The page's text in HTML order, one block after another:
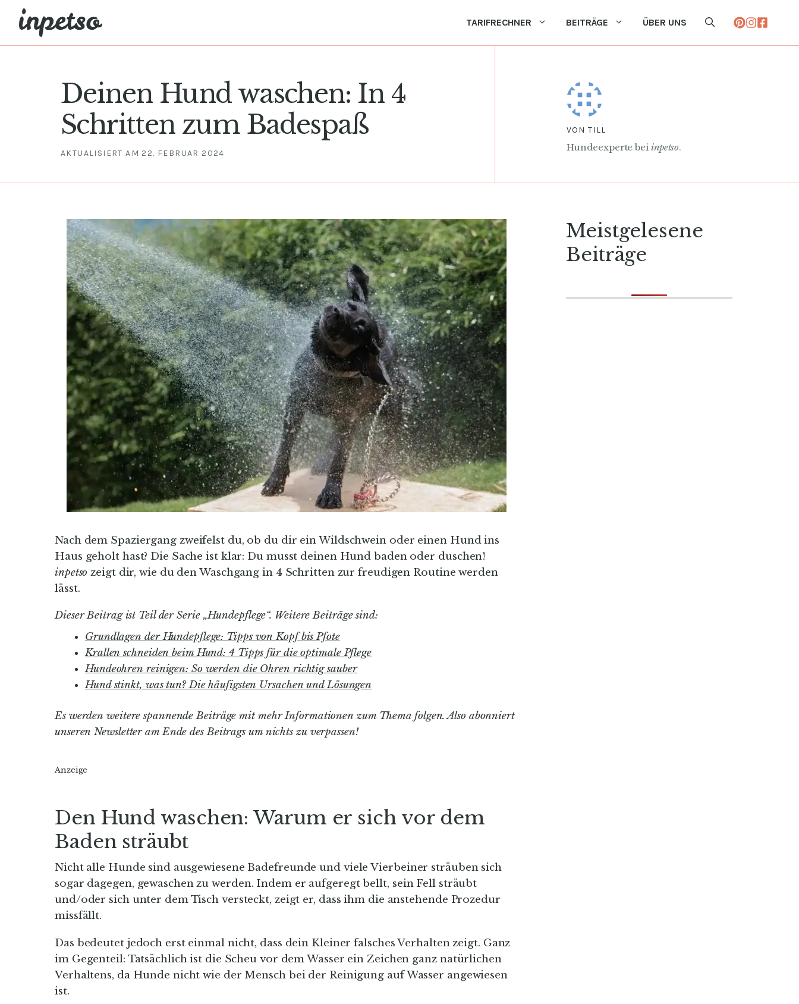
Zum
Inhalt
springen
TARIFRECHNER BEITRÄGE ÜBER UNS
Deinen Hund waschen: In 4
Schritten zum Badespaß
AKTUALISIERT AM 22. FEBRUAR 2024
VON TILL
Hundeexperte bei inpetso.
Nach dem Spaziergang zweifelst du, ob du dir ein Wildschwein oder einen Hund ins
Haus geholt hast? Die Sache ist klar: Du musst deinen Hund baden oder duschen!
inpetso zeigt dir, wie du den Waschgang in 4 Schritten zur freudigen Routine werden
lässt.
Dieser Beitrag ist Teil der Serie „Hundepflege“. Weitere Beiträge sind:
Grundlagen der Hundepflege: Tipps von Kopf bis Pfote
Krallen schneiden beim Hund: 4 Tipps für die optimale Pflege
Hundeohren reinigen: So werden die Ohren richtig sauber
Hund stinkt, was tun? Die häufigsten Ursachen und Lösungen
Es werden weitere spannende Beiträge mit mehr Informationen zum Thema folgen. Also abonniert
unseren Newsletter am Ende des Beitrags um nichts zu verpassen!
Anzeige
Den Hund waschen: Warum er sich vor dem
Baden sträubt
Nicht alle Hunde sind ausgewiesene Badefreunde und viele Vierbeiner sträuben sich
sogar dagegen, gewaschen zu werden. Indem er aufgeregt bellt, sein Fell sträubt
und/oder sich unter dem Tisch versteckt, zeigt er, dass ihm die anstehende Prozedur
missfällt.
Das bedeutet jedoch erst einmal nicht, dass dein Kleiner falsches Verhalten zeigt. Ganz
im Gegenteil: Tatsächlich ist die Scheu vor dem Wasser ein Zeichen ganz natürlichen
Verhaltens, da Hunde nicht wie der Mensch bei der Reinigung auf Wasser angewiesen
ist.
Meistgelesene
Beiträge